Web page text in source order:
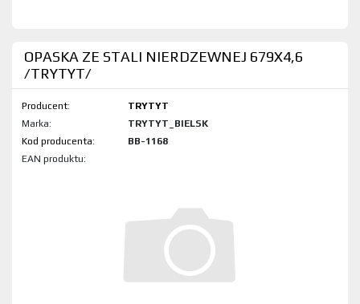
OPASKA ZE STALI NIERDZEWNEJ 679X4,6
/TRYTYT/
Producent:
TRYTYT
Marka:
TRYTYT_BIELSK
Kod produktu:
BB-1168
EAN produktu: